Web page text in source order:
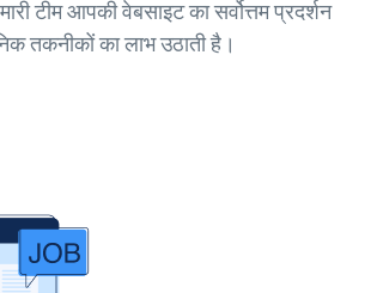
टीम आपकी वेबसाइट का सर्वोत्तम प्रदर्शन
तकनीकों का लाभ उठाती है।